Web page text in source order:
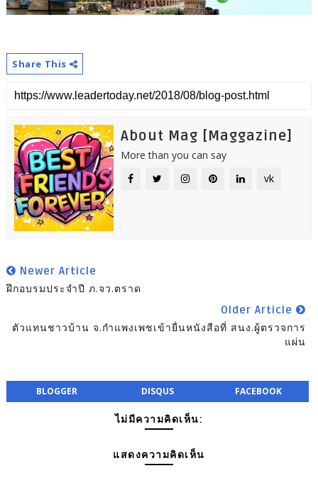
Share This
About Mag [Maggazine]
More than you can say
vk
Newer Article
ฝึกอบรมประจำปี ภ.จว.ตราด
Older Article
ตัวแทนชาวบ้าน จ.กำแพงเพชเข้ายื่นหนังสือที่ สนง.ผู้ตรวจการ
แผ่น
BLOGGER DISQUS FACEBOOK
ไม่มีความคิดเห็น:
แสดงความคิดเห็น